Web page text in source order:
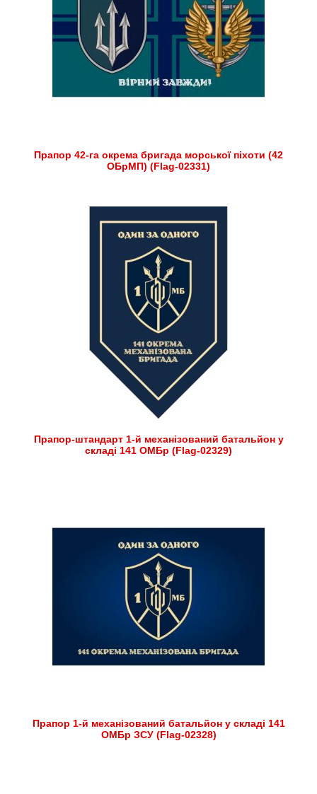
Прапор 42-га окрема бригада морської піхоти (42
ОБрМП) (Flag-02331)
Прапор-штандарт 1-й механізований батальйон у
складі 141 ОМБр (Flag-02329)
Прапор 1-й механізований батальйон у складі 141
ОМБр ЗСУ (Flag-02328)